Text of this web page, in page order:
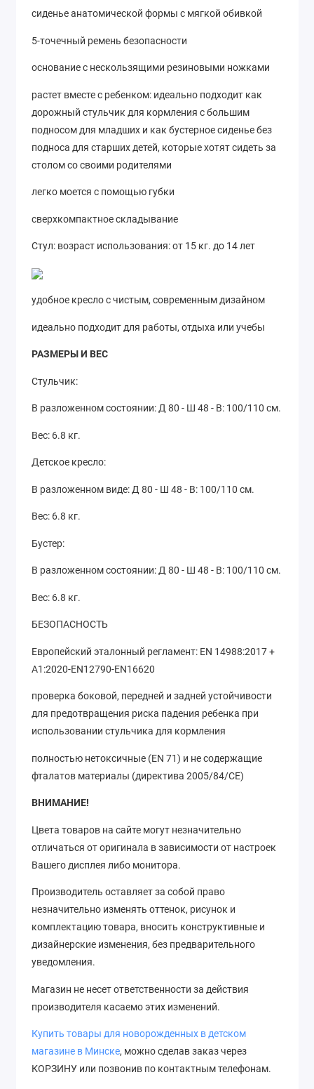
сиденье анатомической формы с мягкой обивкой
5-точечный ремень безопасности
основание с нескользящими резиновыми ножками
растет вместе с ребенком: идеально подходит как
дорожный стульчик для кормления с большим
подносом для младших и как бустерное сиденье без
подноса для старших детей, которые хотят сидеть за
столом со своими родителями
легко моется с помощью губки
сверхкомпактное складывание
Стул: возраст использования: от 15 кг. до 14 лет
удобное кресло с чистым, современным дизайном
идеально подходит для работы, отдыха или учебы
РАЗМЕРЫ И ВЕС
Стульчик:
В разложенном состоянии: Д 80 - Ш 48 - В: 100/110 см.
Вес: 6.8 кг.
Детское кресло:
В разложенном виде: Д 80 - Ш 48 - В: 100/110 см.
Вес: 6.8 кг.
Бустер:
В разложенном состоянии: Д 80 - Ш 48 - В: 100/110 см.
Вес: 6.8 кг.
БЕЗОПАСНОСТЬ
Европейский эталонный регламент: EN 14988:2017 +
A1:2020-EN12790-EN16620
проверка боковой, передней и задней устойчивости
для предотвращения риска падения ребенка при
использовании стульчика для кормления
полностью нетоксичные (EN 71) и не содержащие
фталатов материалы (директива 2005/84/CE)
ВНИМАНИЕ!
Цвета товаров на сайте могут незначительно
отличаться от оригинала в зависимости от настроек
Вашего дисплея либо монитора.
Производитель оставляет за собой право
незначительно изменять оттенок, рисунок и
комплектацию товара, вносить конструктивные и
дизайнерские изменения, без предварительного
уведомления.
Магазин не несет ответственности за действия
производителя касаемо этих изменений.
Купить товары для новорожденных в детском
магазине в Минске, можно сделав заказ через
КОРЗИНУ или позвонив по контактным телефонам.